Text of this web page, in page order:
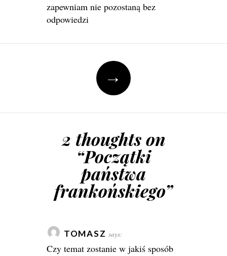
zapewniam nie pozostaną bez
odpowiedzi
Post navigation
→
2 thoughts on
“Początki
państwa
frankońskiego”
TOMASZ says:
Czy temat zostanie w jakiś sposób